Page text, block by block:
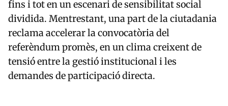
fins i tot en un escenari de sensibilitat social
dividida. Mentrestant, una part de la ciutadania
reclama accelerar la convocatòria del
referèndum promès, en un clima creixent de
tensió entre la gestió institucional i les
demandes de participació directa.